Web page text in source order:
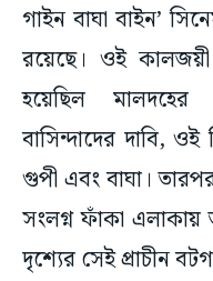
গাইন বাঘা বাইন’
রয়েছে। ওই
হয়েছিল মালদহের
বাসিন্দাদের দাবি,
গুপী এবং বাঘা।
সংলগ্ন ফাঁকা এলাকায়
দৃশ্যের সেই প্রাচীন